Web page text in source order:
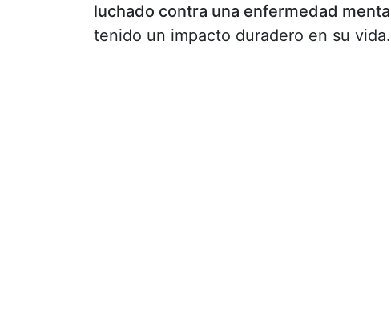
luchado contra una enfermedad
tenido un impacto duradero en su vida.